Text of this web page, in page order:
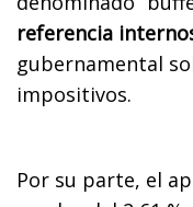
referencia
gubernamental
impositivos.
Por su parte, el